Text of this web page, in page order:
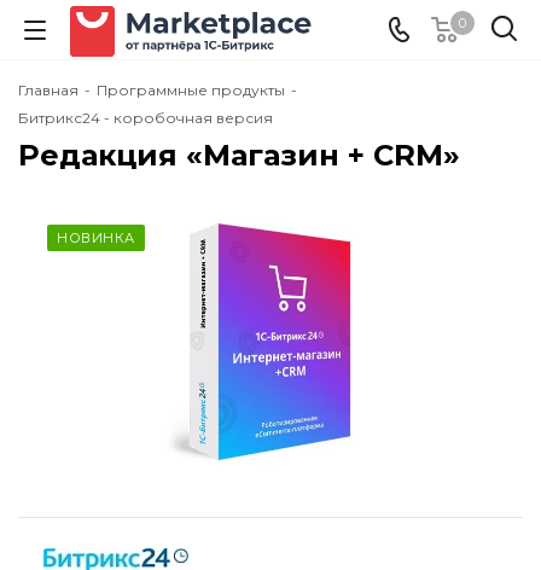
0
Главная - Программные продукты -
Битрикс24 - коробочная версия
Редакция «Магазин + CRM»
НОВИНКА